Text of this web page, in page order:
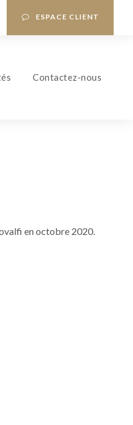
ESPACE CLIENT
Contactez-nous
en octobre 2020.